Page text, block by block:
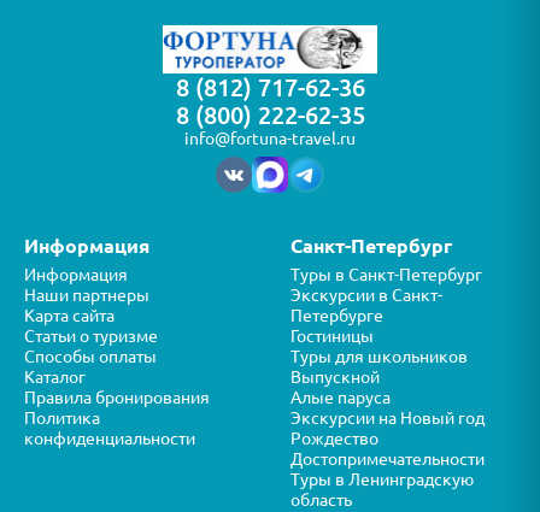
8 (812) 717-62-36
8 (800) 222-62-35
info@fortuna-travel.ru
Информация
Информация
Наши партнеры
Карта сайта
Статьи о туризме
Способы оплаты
Каталог
Правила бронирования
Политика
конфиденциальности
Санкт-Петербург
Туры в Санкт-Петербург
Экскурсии в Санкт-
Петербурге
Гостиницы
Туры для школьников
Выпускной
Алые паруса
Экскурсии на Новый год
Рождество
Достопримечательности
Туры в Ленинградскую
область